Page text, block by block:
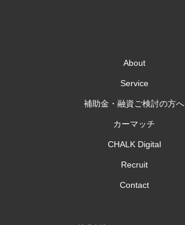
About
Service
補助金・融資ご検討の方へ
カーマッチ
CHALK Digital
Recruit
Contact